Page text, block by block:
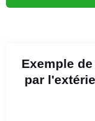
Exemple
par